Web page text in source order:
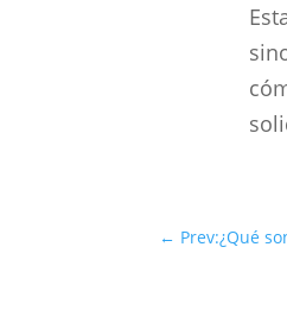
← Prev:¿Qué